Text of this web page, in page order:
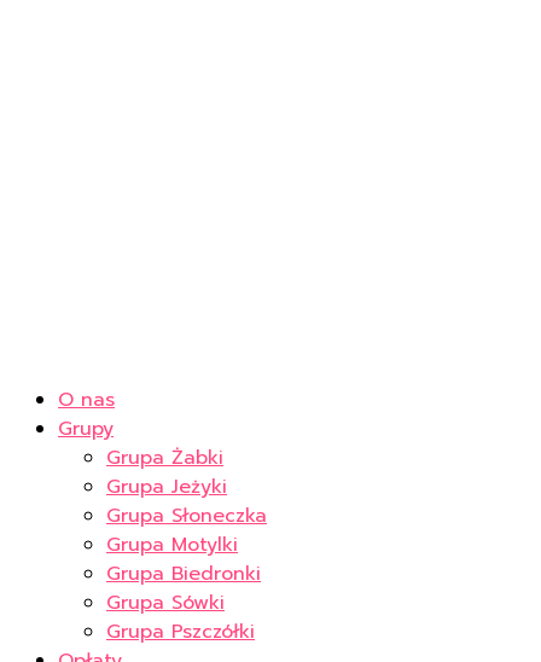
O nas
Grupy
Grupa Żabki
Grupa Jeżyki
Grupa Słoneczka
Grupa Motylki
Grupa Biedronki
Grupa Sówki
Grupa Pszczółki